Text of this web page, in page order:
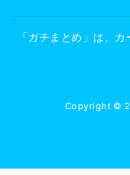
「ガチまとめ」は、
Copyright ©